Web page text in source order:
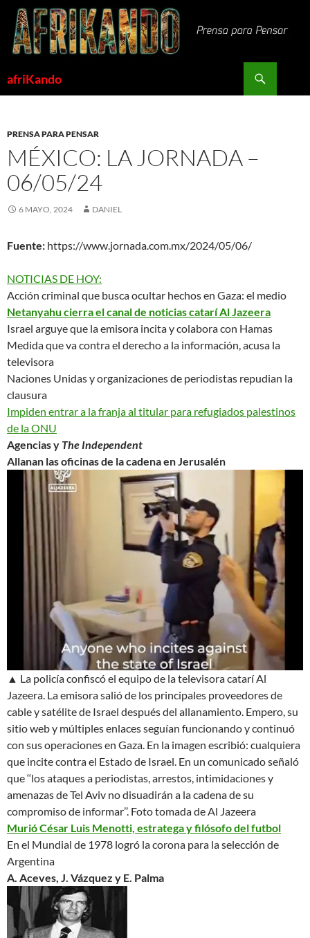
Saltar
contenido
afriKando
PRENSA PARA PENSAR
MÉXICO: LA JORNADA –
06/05/24
6 MAYO, 2024 DANIEL
Fuente: https://www.jornada.com.mx/2024/05/06/
NOTICIAS DE HOY:
Acción criminal que busca ocultar hechos en Gaza: el medio
Netanyahu cierra el canal de noticias catarí Al Jazeera
Israel arguye que la emisora incita y colabora con Hamas
Medida que va contra el derecho a la información, acusa la
televisora
Naciones Unidas y organizaciones de periodistas repudian la
clausura
Impiden entrar a la franja al titular para refugiados palestinos
de la ONU
Agencias y The Independent
Allanan las oficinas de la cadena en Jerusalén
▲ La policía confiscó el equipo de la televisora catarí Al
Jazeera. La emisora salió de los principales proveedores de
cable y satélite de Israel después del allanamiento. Empero, su
sitio web y múltiples enlaces seguían funcionando y continuó
con sus operaciones en Gaza. En la imagen escribió: cualquiera
que incite contra el Estado de Israel. En un comunicado señaló
que ‘‘los ataques a periodistas, arrestos, intimidaciones y
amenazas de Tel Aviv no disuadirán a la cadena de su
compromiso de informar’’. Foto tomada de Al Jazeera
Murió César Luis Menotti, estratega y filósofo del futbol
En el Mundial de 1978 logró la corona para la selección de
Argentina
A. Aceves, J. Vázquez y E. Palma